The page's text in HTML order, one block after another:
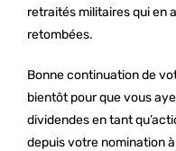
retraités militaires qui en
retombées.
Bonne continuation de
bientôt pour que vous
dividendes en tant
depuis votre nomination